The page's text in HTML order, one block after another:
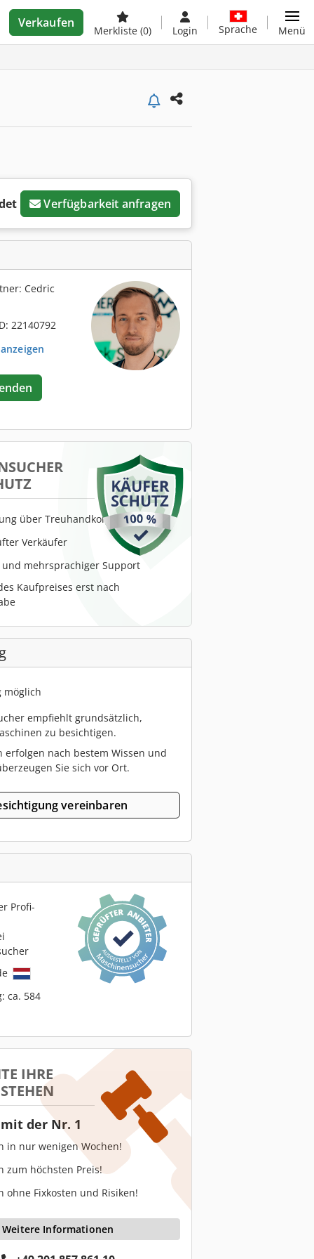
Verkaufen
Merkliste (0) Login Sprache Menü
Verfügbarkeit anfragen
Cedric
22140792
über Treuhandkonto
Verkäufer
und mehrsprachiger Support
Kaufpreises erst nach
möglich
empfiehlt grundsätzlich,
zu besichtigen.
erfolgen nach bestem Wissen und
Sie sich vor Ort.
vereinbaren
Profi-
ca. 584
IHRE
der Nr. 1
in nur wenigen Wochen!
zum höchsten Preis!
ohne Fixkosten und Risiken!
Weitere Informationen